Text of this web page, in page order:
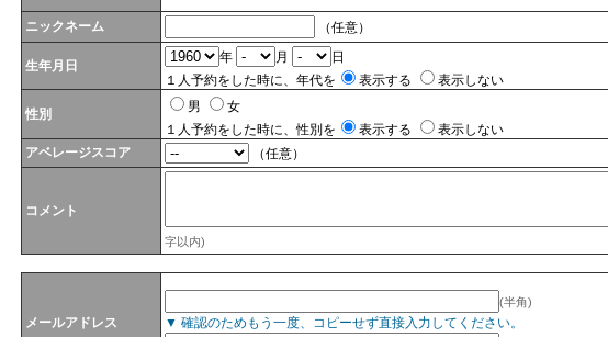
ニックネーム （任意）
生年月日
年 月
日
１人予約をした時に、年代を
表示する 表示しない
性別 男
女
１人予約をした時に、性別を
表示する
表示しない
アベレージスコア
（任意）
コメント
字以内)
メールアドレス
(半角)
▼ 確認のためもう一度、コピーせず直接入力してください。